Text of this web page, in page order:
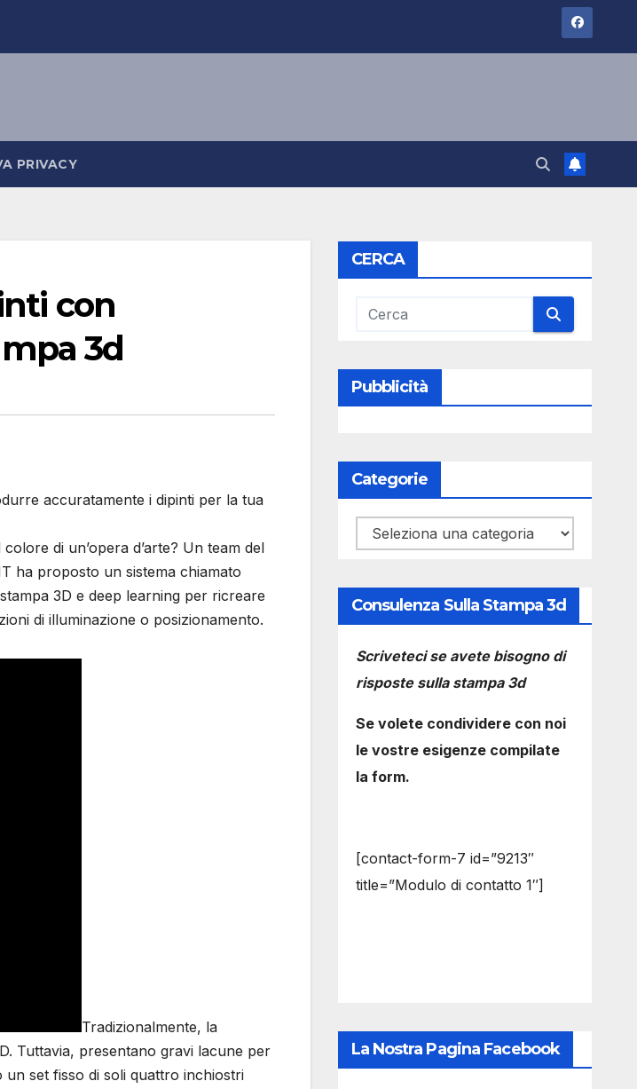
PRIVACY
con
3d
accuratamente i dipinti per la tua
di un’opera d’arte? Un team del
ha proposto un sistema chiamato
3D e deep learning per ricreare
di illuminazione o posizionamento.
Tradizionalmente, la
Tuttavia, presentano gravi lacune per
set fisso di soli quattro inchiostri
CERCA
Pubblicità
Categorie
Categorie
Consulenza Sulla Stampa 3d
Scriveteci se avete bisogno di
risposte sulla stampa 3d
Se volete condividere con noi
le vostre esigenze compilate
la form.
[contact-form-7 id=”9213″
title=”Modulo di contatto 1″]
La Nostra Pagina Facebook